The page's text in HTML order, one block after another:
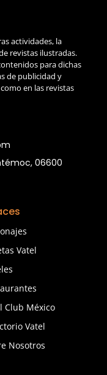
actividades, la
revistas ilustradas.
para dichas
de publicidad y
en las revistas
06600
Vatel
Club México
Vatel
Nosotros